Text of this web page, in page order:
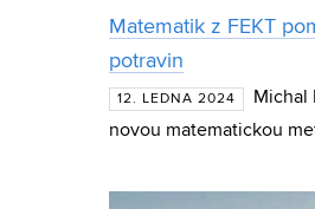
Matematik z FEKT
potravin
12. LEDNA 2024
Michal
novou matematickou